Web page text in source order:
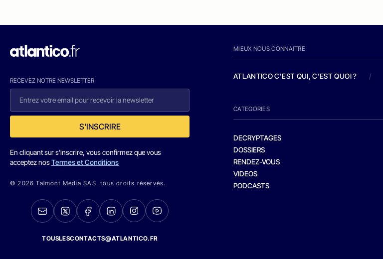
RECEVEZ NOTRE NEWSLETTER
S'INSCRIRE
En cliquant sur s'inscrire, vous confirmez que vous
acceptez nosTermes et Conditions
© 2026 Talmont Media SAS. tous droits réservés.
TOUSLESCONTACTS@ATLANTICO.FR
MIEUX NOUS CONNAITRE
ATLANTICO C'EST QUI, C'EST QUOI ? /
CATEGORIES
DECRYPTAGES
DOSSIERS
RENDEZ-VOUS
VIDEOS
PODCASTS